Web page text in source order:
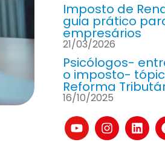
Imposto de
guia prático
empresários
21/03/2026
Psicólogos-
o imposto-
Reforma
16/10/2025